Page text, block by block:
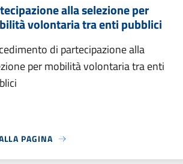
alla selezione per
volontaria tra enti pubblici
di partecipazione alla
per mobilità volontaria tra enti
PAGINA